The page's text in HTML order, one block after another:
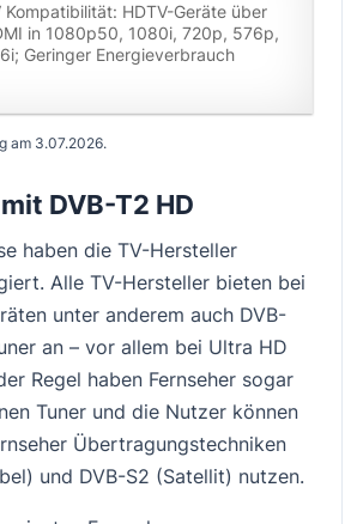
Kompatibilität: HDTV-Geräte über
in 1080p50, 1080i, 720p, 576p,
Geringer Energieverbrauch
am 3.07.2026.
DVB-T2 HD
haben die TV-Hersteller
Alle TV-Hersteller bieten bei
unter anderem auch DVB-
an – vor allem bei Ultra HD
Regel haben Fernseher sogar
Tuner und die Nutzer können
Übertragungstechniken
und DVB-S2 (Satellit) nutzen.